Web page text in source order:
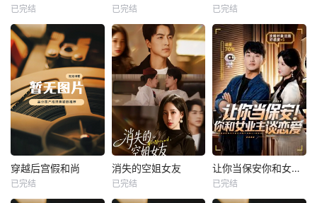
邪王追妻
未知
已完结
未知
已完结 我的AI女友
未知
已完结
热播
穿越后宫假和尚
已完结
热播
消失的空姐女友
已完结
热播 让你当保安你和女业主谈恋爱
已完结